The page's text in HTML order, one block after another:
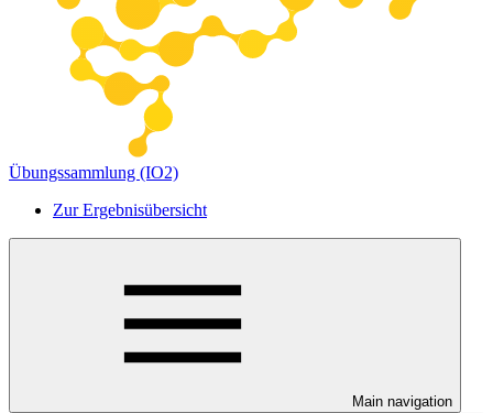
Übungssammlung (IO2)
Zur Ergebnisübersicht
Main navigation